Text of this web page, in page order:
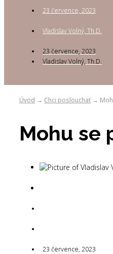
23 července, 2023
Vladislav Volný, Th.D.
23 července, 2023
Vladislav Volný, Th.D.
Úvod → Chci poslouchat →
Mohu se
23 července, 2023